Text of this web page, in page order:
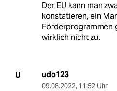
Der EU kann man
konstatieren, ein
Förderprogrammen
wirklich nicht zu.
U udo123
09.08.2022, 11:52 Uhr